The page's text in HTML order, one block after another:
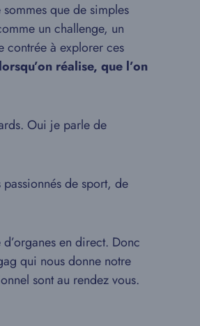
que de simples
un challenge, un
contrée à explorer ces
réalise, que l’on
Oui je parle de
passionnés de sport, de
en direct. Donc
qui nous donne notre
sont au rendez vous.